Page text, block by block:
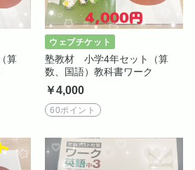
算
ウェブチケット
塾教材 小学4年セット（算
数、国語）教科書ワーク
￥4,000
60ポイント